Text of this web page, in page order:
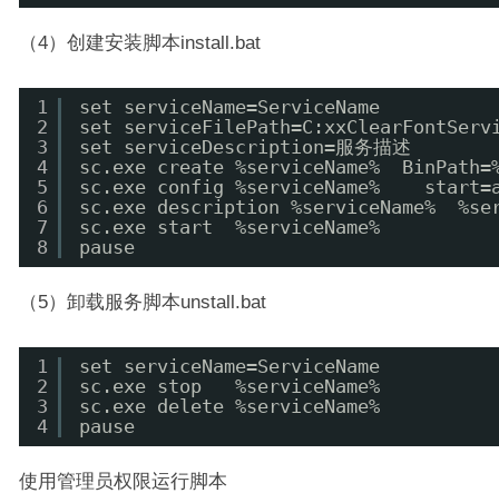
（4）创建安装脚本install.bat
1
2
3
4
5
6
7
8
set serviceName=ServiceName
set
set serviceDescription=服务描述
sc.exe create %serviceName%
sc.exe config %serviceName%
sc.exe description %serviceName%
sc.exe start  %serviceName%
pause
（5）卸载服务脚本unstall.bat
1
2
3
4
set serviceName=ServiceName
sc.exe stop   %serviceName%
sc.exe delete %serviceName%
pause
使用管理员权限运行脚本